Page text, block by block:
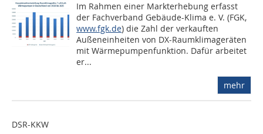
Im Rahmen einer Markterhebung erfasst
der Fachverband Gebäude-Klima e. V. (FGK,
www.fgk.de) die Zahl der verkauften
Außeneinheiten von DX-Raumklimageräten
mit Wärmepumpenfunktion. Dafür arbeitet
er...
mehr
DSR-KKW